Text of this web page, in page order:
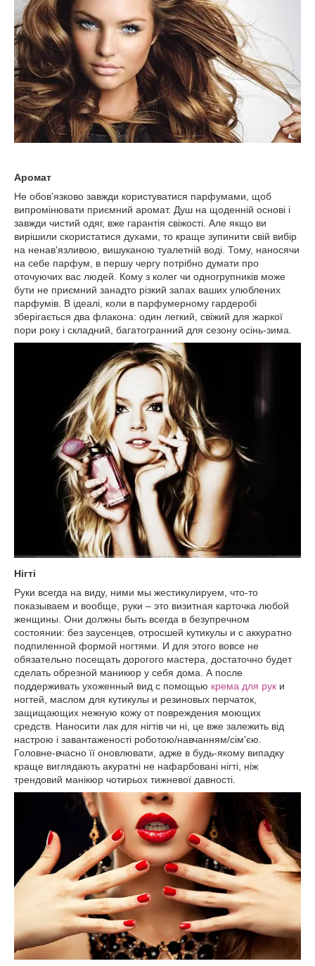
Аромат
Не обов'язково завжди користуватися парфумами, щоб
випромінювати приємний аромат. Душ на щоденній основі і
завжди чистий одяг, вже гарантія свіжості. Але якщо ви
вирішили скористатися духами, то краще зупинити свій вибір
на ненав'язливою, вишуканою туалетній воді. Тому, наносячи
на себе парфум, в першу чергу потрібно думати про
оточуючих вас людей. Кому з колег чи одногрупників може
бути не приємний занадто різкий запах ваших улюблених
парфумів. В ідеалі, коли в парфумерному гардеробі
зберігається два флакона: один легкий, свіжий для жаркої
пори року і складний, багатогранний для сезону осінь-зима.
Нігті
Руки всегда на виду, ними мы жестикулируем, что-то
показываем и вообще, руки – это визитная карточка любой
женщины. Они должны быть всегда в безупречном
состоянии: без заусенцев, отросшей кутикулы и с аккуратно
подпиленной формой ногтями. И для этого вовсе не
обязательно посещать дорогого мастера, достаточно будет
сделать обрезной маникюр у себя дома. А после
поддерживать ухоженный вид с помощью крема для рук и
ногтей, маслом для кутикулы и резиновых перчаток,
защищающих нежную кожу от повреждения моющих
средств. Наносити лак для нігтів чи ні, це вже залежить від
настрою і завантаженості роботою/навчанням/сім'єю.
Головне-вчасно її оновлювати, адже в будь-якому випадку
краще виглядають акуратні не нафарбовані нігті, ніж
трендовий манікюр чотирьох тижневої давності.